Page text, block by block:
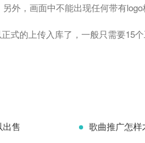
外，画面中不能出现任何带有
式的上传入库了，一般只需要15
售 歌曲推广怎样